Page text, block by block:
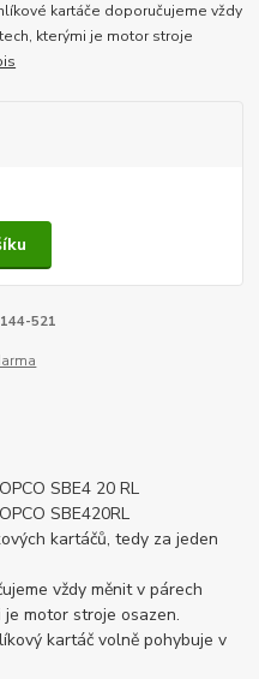
kartáče doporučujeme vždy
kterými je motor stroje
521
SBE4 20 RL
SBE420RL
kartáčů, tedy za jeden
vždy měnit v párech
motor stroje osazen.
kartáč volně pohybuje v